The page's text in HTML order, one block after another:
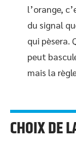
l’orange,
du signal
qui pèsera.
peut
mais la
CHOIX DE